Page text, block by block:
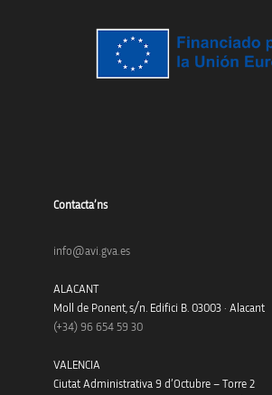
Contacta’ns
info@avi.gva.es
ALACANT
Moll de Ponent, s/n. Edifici B. 03003 · Alacant
(+34) 96 654 59 30
VALENCIA
Ciutat Administrativa 9 d’Octubre – Torre 2